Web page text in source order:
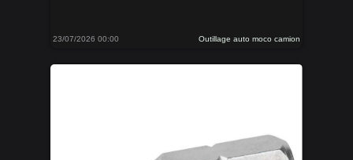
23/07/2026 00:00 Outillage auto moco camion